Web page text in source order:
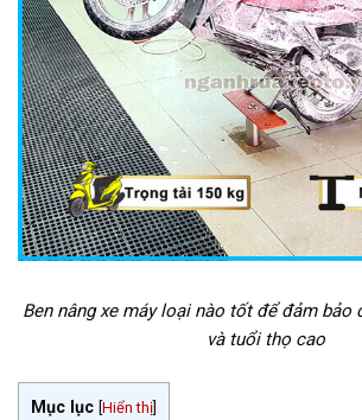
Ben nâng xe máy loại nào tốt để đảm bảo
và tuổi thọ cao
Mục lục Hiển thị